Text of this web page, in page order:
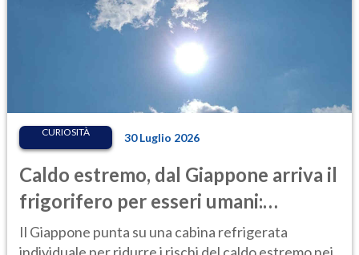
CURIOSITÀ 30 Luglio 2026
Caldo estremo, dal Giappone arriva il
frigorifero per esseri umani:
l'invenzione anti-afa che fa
Il Giappone punta su una cabina refrigerata